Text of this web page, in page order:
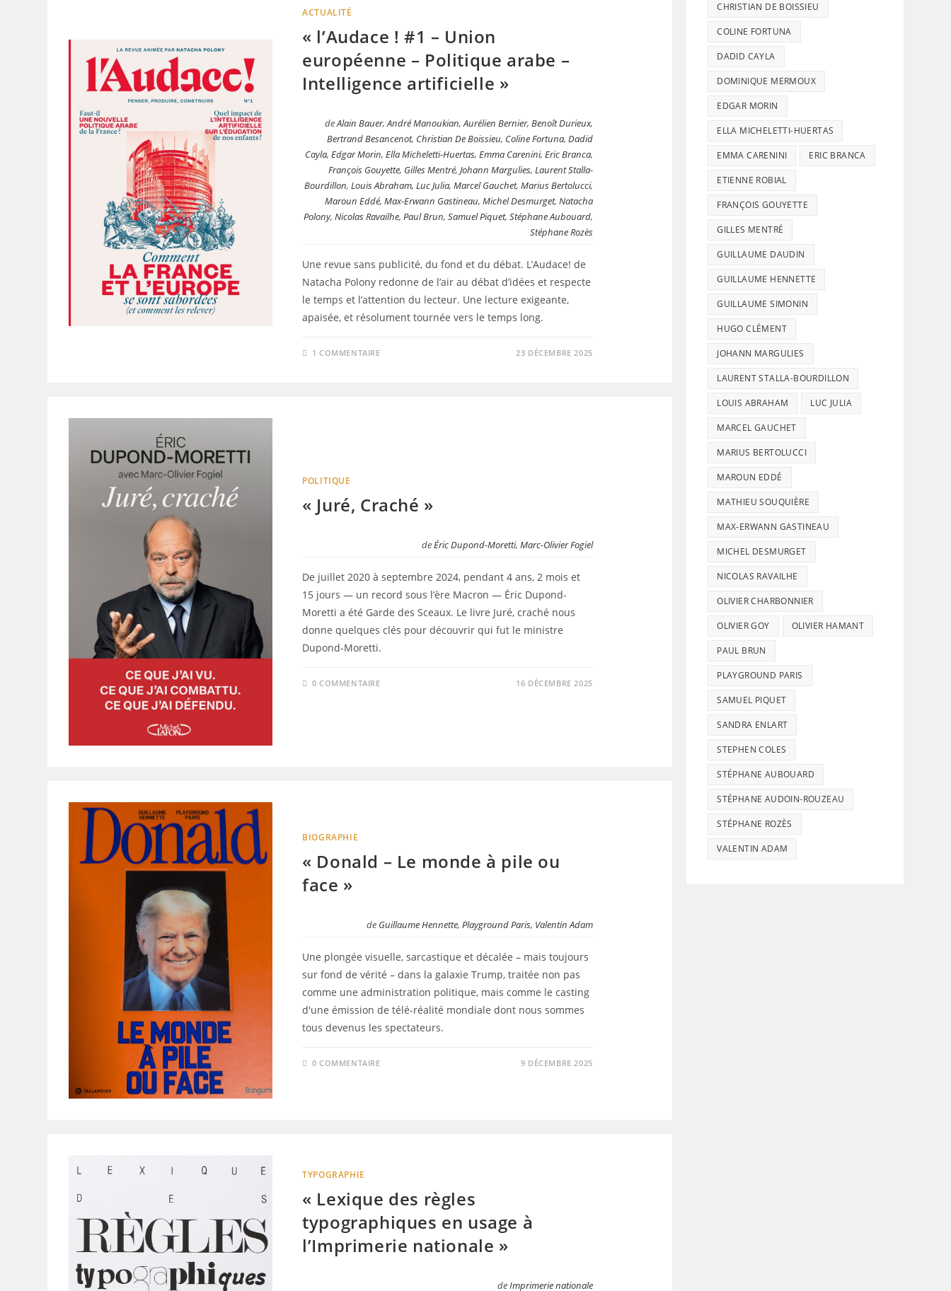
ACTUALITÉ
« l’Audace ! #1 – Union
européenne – Politique arabe –
Intelligence artificielle »
deAlain Bauer,André Manoukian,Aurélien Bernier, Benoît Durieux,
Bertrand Besancenot, Christian De Boissieu, Coline Fortuna, Dadid
Cayla, Edgar Morin, Ella Micheletti-Huertas, Emma Carenini, Eric Branca,
François Gouyette, Gilles Mentré, Johann Margulies, Laurent Stalla-
Bourdillon, Louis Abraham, Luc Julia, Marcel Gauchet, Marius Bertolucci,
Maroun Eddé, Max-Erwann Gastineau, Michel Desmurget, Natacha
Polony, Nicolas Ravailhe, Paul Brun, Samuel Piquet, Stéphane Aubouard,
Stéphane Rozès
Une revue sans publicité, du fond et du débat. L’Audace! de
Natacha Polony redonne de l’air au débat d’idées et respecte
le temps et l’attention du lecteur. Une lecture exigeante,
apaisée, et résolument tournée vers le temps long.
1 COMMENTAIRE 23 DÉCEMBRE 2025
POLITIQUE
« Juré, Craché »
deÉric Dupond-Moretti, Marc-Olivier Fogiel
De juillet 2020 à septembre 2024, pendant 4 ans, 2 mois et
15 jours — un record sous l’ère Macron — Éric Dupond-
Moretti a été Garde des Sceaux. Le livre Juré, craché nous
donne quelques clés pour découvrir qui fut le ministre
Dupond-Moretti.
0 COMMENTAIRE 16 DÉCEMBRE 2025
BIOGRAPHIE
« Donald – Le monde à pile ou
face »
de Guillaume Hennette, Playground Paris, Valentin Adam
Une plongée visuelle, sarcastique et décalée – mais toujours
sur fond de vérité – dans la galaxie Trump, traitée non pas
comme une administration politique, mais comme le casting
d'une émission de télé-réalité mondiale dont nous sommes
tous devenus les spectateurs.
0 COMMENTAIRE 9 DÉCEMBRE 2025
TYPOGRAPHIE
« Lexique des règles
typographiques en usage à
l’Imprimerie nationale »
deImprimerie nationale
CHRISTIAN DE BOISSIEU
COLINE FORTUNA
DADID CAYLA
DOMINIQUE MERMOUX
EDGAR MORIN
ELLA MICHELETTI-HUERTAS
EMMA CARENINI ERIC BRANCA
ETIENNE ROBIAL
FRANÇOIS GOUYETTE
GILLES MENTRÉ
GUILLAUME DAUDIN
GUILLAUME HENNETTE
GUILLAUME SIMONIN
HUGO CLÉMENT
JOHANN MARGULIES
LAURENT STALLA-BOURDILLON
LOUIS ABRAHAM LUC JULIA
MARCEL GAUCHET
MARIUS BERTOLUCCI
MAROUN EDDÉ
MATHIEU SOUQUIÈRE
MAX-ERWANN GASTINEAU
MICHEL DESMURGET
NICOLAS RAVAILHE
OLIVIER CHARBONNIER
OLIVIER GOY OLIVIER HAMANT
PAUL BRUN
PLAYGROUND PARIS
SAMUEL PIQUET
SANDRA ENLART
STEPHEN COLES
STÉPHANE AUBOUARD
STÉPHANE AUDOIN-ROUZEAU
STÉPHANE ROZÈS
VALENTIN ADAM